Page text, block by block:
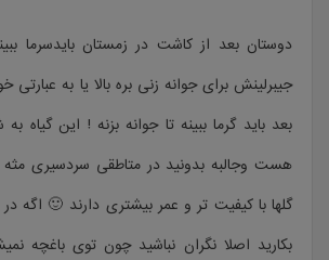
دوستان بعد از کاشت در زمستان بایدسرما
جیبرلینش برای جوانه زنی بره بالا یا به
بعد باید گرما ببینه تا جوانه بزنه ! این گیاه
هست وجالبه بدونید در متاطقی سردسیری مثه
گلها با کیفیت تر و عمر بیشتری دارند 🙂 اگه
بکارید اصلا نگران نباشید چون توی باغچه